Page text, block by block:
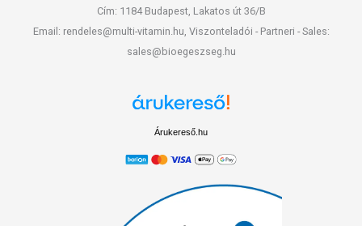
Cím: 1184 Budapest, Lakatos út 36/B
Email: rendeles@multi-vitamin.hu, Viszonteladói - Partneri - Sales:
sales@bioegeszseg.hu
Árukereső.hu